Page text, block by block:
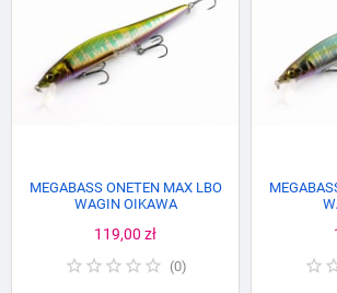
MEGABASS ONETEN MAX LBO
WAGIN OIKAWA
Cena
119,00 zł
(0)